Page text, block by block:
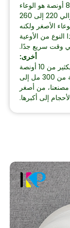
الوعاء للاستخدام مرة واحدة سعة 8 أونصة هو الوعاء
الكلاسيكي في مصنعنا، وتبلغ سعته حوالي 220 إلى 260
الأصغر ولكنه
النوع من الأوعية
وقت سريع جدًا.
أخرى:
لدينا أيضًا أوعية أخرى ذات حجم أكبر بكثير من 10 أونصة
إلى 85 أونصة، مما يعني أن لدينا أوعية من 300 مل إلى
مصنعنا، من أصغر
إلى أكبرها.